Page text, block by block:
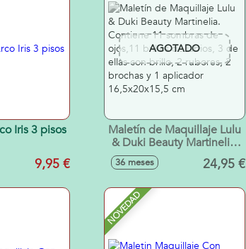
Iris 3 pisos
9,95 €
AGOTADO
Maletín de Maquillaje Lulu
& Duki Beauty Martinelia.
Contiene 11 sombras de
ojos,11 brillos de labios, 3
rubores, 2 brochas y 1
aplicador 16,5x20x15,5
36 meses 24,95 €
NOVEDAD